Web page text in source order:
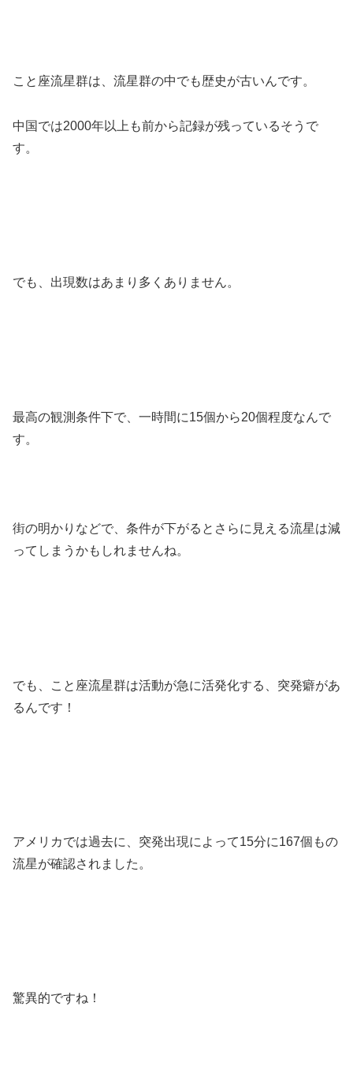
こと座流星群は、流星群の中でも歴史が古いんです。
中国では2000年以上も前から記録が残っているそうで
す。
でも、出現数はあまり多くありません。
最高の観測条件下で、一時間に15個から20個程度なんで
す。
街の明かりなどで、条件が下がるとさらに見える流星は減
ってしまうかもしれませんね。
でも、こと座流星群は活動が急に活発化する、突発癖があ
るんです！
アメリカでは過去に、突発出現によって15分に167個もの
流星が確認されました。
驚異的ですね！